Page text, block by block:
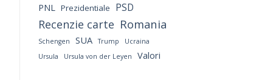
PNL Prezidentiale PSD
Recenzie carte Romania
Schengen SUA Trump
Ucraina
Ursula
Ursula von der Leyen Valori